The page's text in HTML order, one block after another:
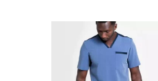
variantes.
Las
opciones